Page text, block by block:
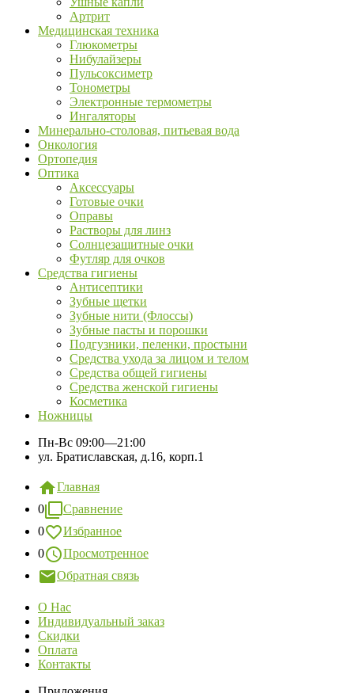
Артрит
Медицинская техника
Глюкометры
Нибулайзеры
Пульсоксиметр
Тонометры
Электронные термометры
Ингаляторы
Минерально-столовая, питьевая вода
Онкология
Ортопедия
Оптика
Аксессуары
Готовые очки
Оправы
Растворы для линз
Солнцезащитные очки
Футляр для очков
Средства гигиены
Антисептики
Зубные щетки
Зубные нити (Флоссы)
Зубные пасты и порошки
Подгузники, пеленки, простыни
Средства ухода за лицом и телом
Средства общей гигиены
Средства женской гигиены
Косметика
Ножницы
Пн-Вс 09:00—21:00
ул. Братиславская, д.16, корп.1
Главная
0
Сравнение
0
Избранное
0
Просмотренное
Обратная связь
О Нас
Индивидуальный заказ
Скидки
Оплата
Контакты